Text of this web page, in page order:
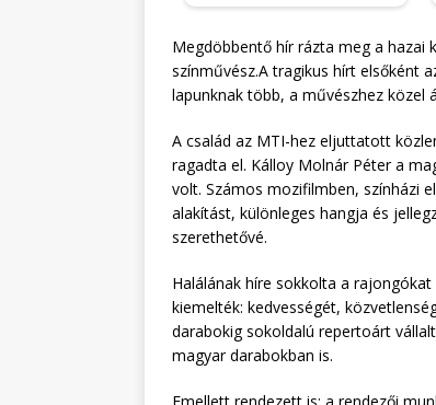
Megdöbbentő hír rázta meg a hazai
színművész.A tragikus hírt elsőként
lapunknak több, a művészhez közel
A család az MTI-hez eljuttatott
ragadta el. Kálloy Molnár Péter a
volt. Számos mozifilmben, színházi
alakítást, különleges hangja és
szerethetővé.
Halálának híre sokkolta a
kiemelték: kedvességét,
darabokig sokoldalú repertoárt
magyar darabokban is.